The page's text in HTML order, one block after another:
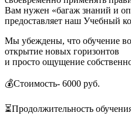
Вам нужен «багаж знаний и
предоставляет наш Учебный
Мы убеждены, что обучение
открытие новых горизонтов
и просто ощущение
💰Стоимость- 6000 руб.
⏳Продолжительность